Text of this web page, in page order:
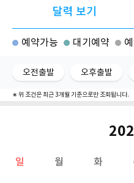
달력 보기
예약가능 대기예약
오전출발 오후출발
∗ 위 조건은 최근 3개월 기준으로만 조회됩니다.
일 월 화